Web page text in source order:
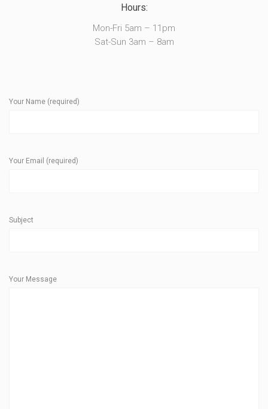
Hours:
Mon-Fri 5am – 11pm
Sat-Sun 3am – 8am
Your Name (required)
Your Email (required)
Subject
Your Message